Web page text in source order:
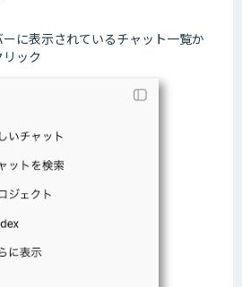
に表示されているチャット一覧か
ック